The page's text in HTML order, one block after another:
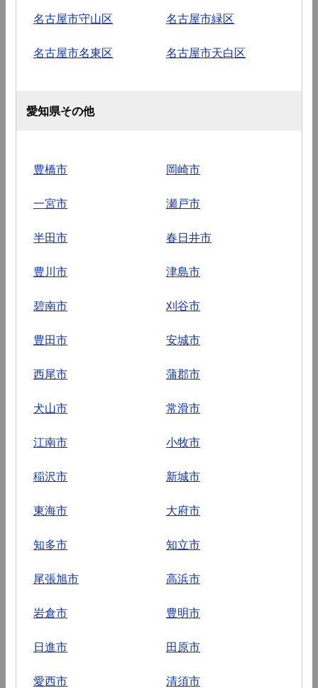
名古屋市守山区 名古屋市緑区
名古屋市名東区 名古屋市天白区
愛知県その他
豊橋市 岡崎市
一宮市 瀬戸市
半田市 春日井市
豊川市 津島市
碧南市 刈谷市
豊田市 安城市
西尾市 蒲郡市
犬山市 常滑市
江南市 小牧市
稲沢市 新城市
東海市 大府市
知多市 知立市
尾張旭市 高浜市
岩倉市 豊明市
日進市 田原市
愛西市 清須市